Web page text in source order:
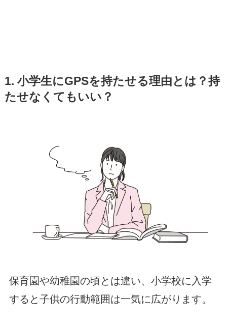
1. 小学生にGPSを持たせる理由とは？持
たせなくてもいい？
保育園や幼稚園の頃とは違い、小学校に入学
すると子供の行動範囲は一気に広がります。